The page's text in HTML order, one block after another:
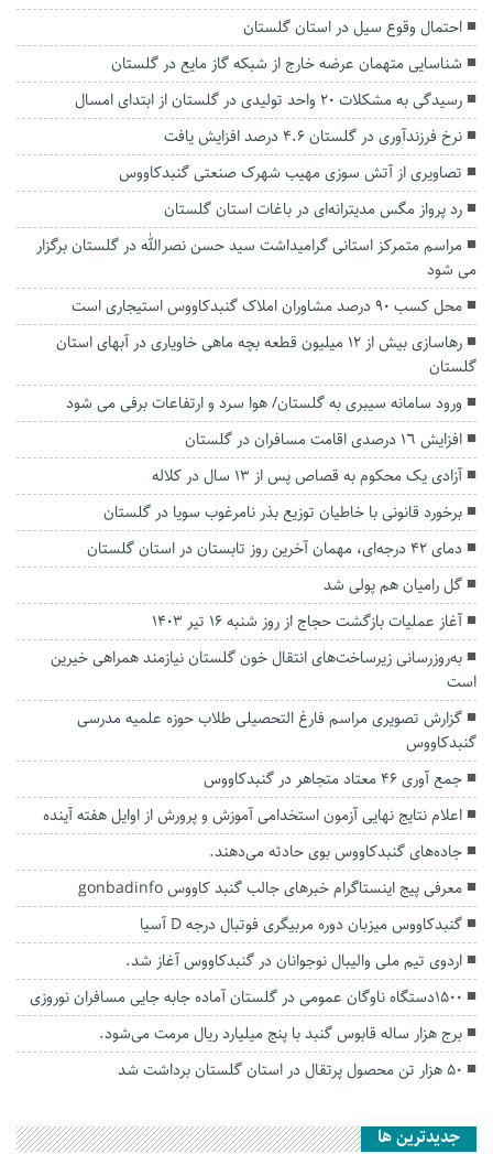
احتمال وقوع سیل در استان گلستان
شناسایی متهمان عرضه خارج از شبکه گاز مایع در گلستان
رسیدگی به مشکلات ۲۰ واحد تولیدی در گلستان از ابتدای امسال
نرخ فرزندآوری در گلستان ۴.۶ درصد افزایش یافت
تصاویری از آتش سوزی مهیب شهرک صنعتی گنبدکاووس
رد پرواز مگس مدیترانه‌ای در باغات استان گلستان
مراسم متمرکز استانی گرامیداشت سید حسن نصرالله در گلستان برگزار
می شود
محل کسب ۹۰ درصد مشاوران املاک گنبدکاووس استیجاری است
رهاسازی بیش از ۱۲ میلیون قطعه بچه ماهی خاویاری در آبهای استان
گلستان
ورود سامانه سیبری به گلستان/ هوا سرد و ارتفاعات برفی می شود
افزایش ١٦ درصدی اقامت مسافران در گلستان
آزادی یک محکوم به قصاص پس از ۱۳ سال در کلاله
برخورد قانونی با خاطیان توزیع بذر نامرغوب سویا در گلستان
دمای ۴۲ درجه‌ای، مهمان آخرین روز تابستان در استان گلستان
گل رامیان هم پولی شد
آغاز عملیات بازگشت حجاج از روز شنبه ۱۶ تیر ۱۴۰۳
به‌روزرسانی زیرساخت‌های انتقال خون گلستان نیازمند همراهی خیرین
است
گزارش تصویری مراسم فارغ التحصیلی طلاب حوزه علمیه مدرسی
گنبدکاووس
جمع آوری 46 معتاد متجاهر در گنبدكاووس
اعلام نتایج نهایی آزمون استخدامی آموزش و پرورش از اوایل هفته آینده
جاده‌های گنبدکاووس بوی حادثه می‌دهند.
معرفی پیج اینستاگرام خبرهای جالب گنبد کاووس gonbadinfo
گنبدکاووس میزبان دوره مربیگری فوتبال درجه D آسیا
اردوی تیم ملی والیبال نوجوانان در گنبدکاووس آغاز شد.
۱۵۰۰دستگاه ناوگان عمومی در گلستان آماده جابه جایی مسافران نوروزی
برج هزار ساله قابوس گنبد با پنج میلیارد ریال مرمت می‌شود.
۵۰ هزار تن محصول پرتقال در استان گلستان برداشت شد
جديدترين ها